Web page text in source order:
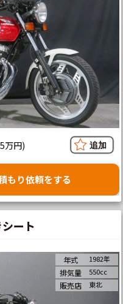
万円)
もり依頼をする
ート
年式
1982年
排気量 550cc
販売店 東北